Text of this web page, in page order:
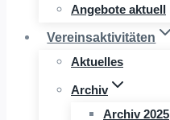
Angebote aktuell
Vereinsaktivitäten
Aktuelles
Archiv
Archiv 2025